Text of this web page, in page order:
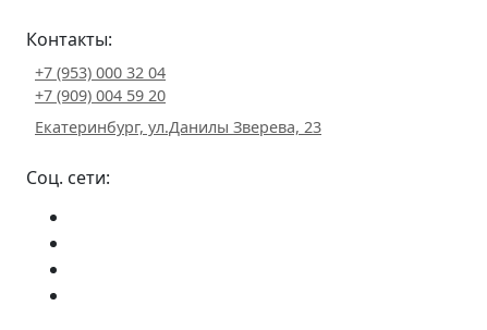
Контакты:
+7 (953) 000 32 04
+7 (909) 004 59 20
Екатеринбург, ул.Данилы Зверева, 23
Соц. сети: